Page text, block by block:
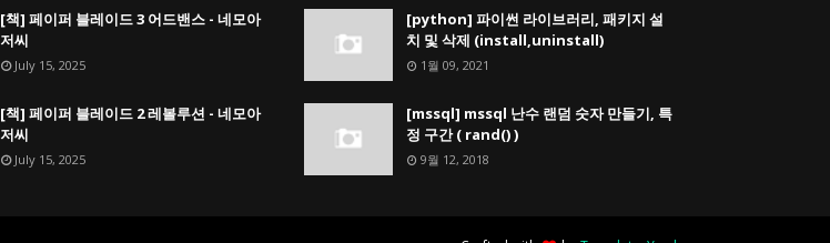
[책] 페이퍼 블레이드 3 어드밴스 - 네모아
저씨
July 15, 2025
[책] 페이퍼 블레이드 2 레볼루션 - 네모아
저씨
July 15, 2025
[python] 파이썬 라이브러리, 패키지 설
치 및 삭제 (install,uninstall)
1월 09, 2021
[mssql] mssql 난수 랜덤 숫자 만들기, 특
정 구간 ( rand() )
9월 12, 2018